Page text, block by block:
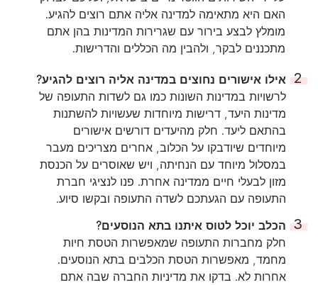
האם היא מתאימה למדינה אליה אתם רוצים להגיע.
מומלץ לבצע בירור עם שגרירות המדינות בהן אתם
מתכננים לבקר, ולהבין מה הכללים והדרישות.
אילו אישורים נחוצים במדינה אליה רוצים להגיע?
לרשויות במדינות השונות כמו גם לשדות התעופה של
מדינות היעד, דרישות מיוחדות שעשויות להשתנות
בהתאם ליעד. חלק מהיעדים דורשים אישורים
מיוחדים שיודבקו על הכלוב, אחרים מצריכים מעבר
במסלול מיוחד עם הנחיתה, ויש שאוסרים על הכנסת
מזון לבעלי חיים ממדינה אחרת. פנו לנציגי חברת
התעופה עם הגעתכם לשדה התעופה ובקשו סיוע.
הכלב יוכל לטוס איתנו בתא הנוסעים?
חלק מחברות התעופה שמאפשרות הטסת חיות
מחמד, מאפשרות הטסת הכלבים בתא הנוסעים.
אחרות לא. בדקו את מדיניות החברה שבה אתם